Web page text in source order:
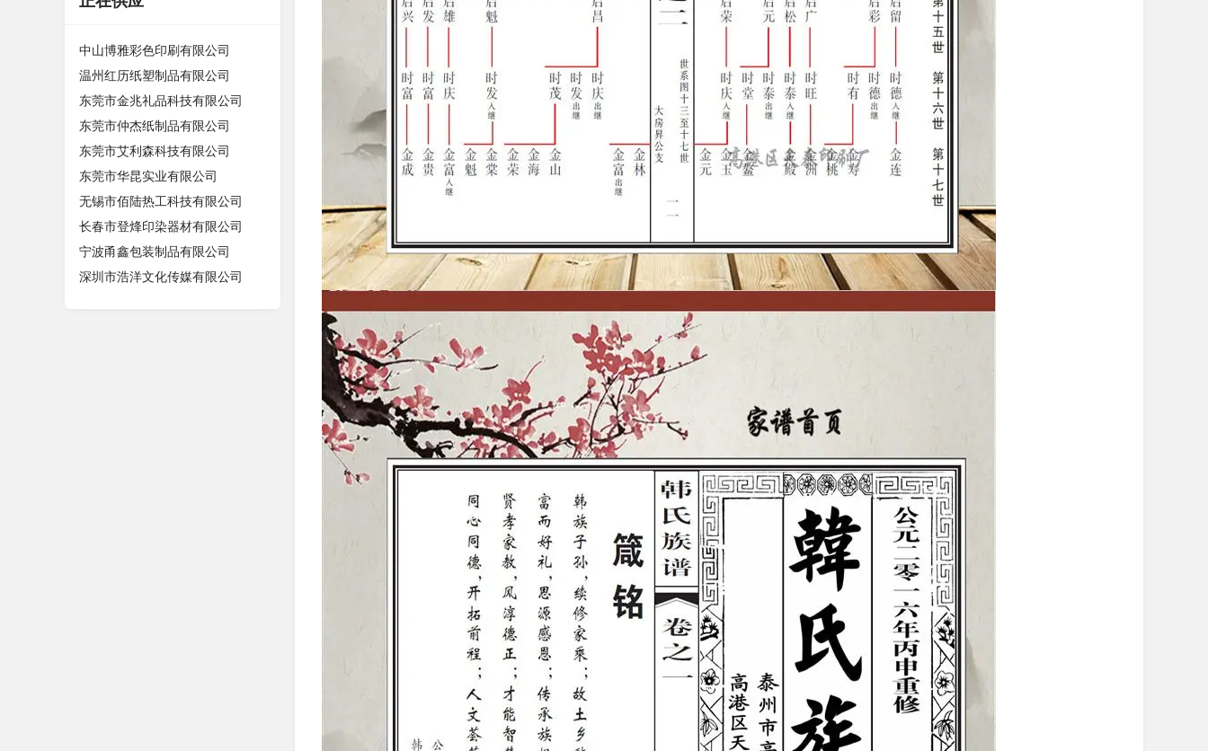
中山博雅彩色印刷有限公司
温州红历纸塑制品有限公司
东莞市金兆礼品科技有限公司
东莞市仲杰纸制品有限公司
东莞市艾利森科技有限公司
东莞市华昆实业有限公司
无锡市佰陆热工科技有限公司
长春市登烽印染器材有限公司
宁波甬鑫包装制品有限公司
深圳市浩洋文化传媒有限公司